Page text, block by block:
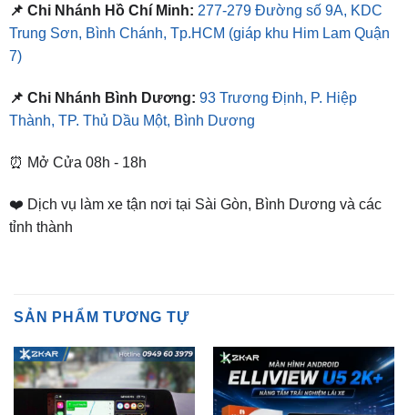
7)
📌 Chi Nhánh Bình Dương:
⏰ Mở Cửa 08h - 18h
❤️ Dịch vụ làm xe tận nơi tại Sài Gòn, Bình Dương và các